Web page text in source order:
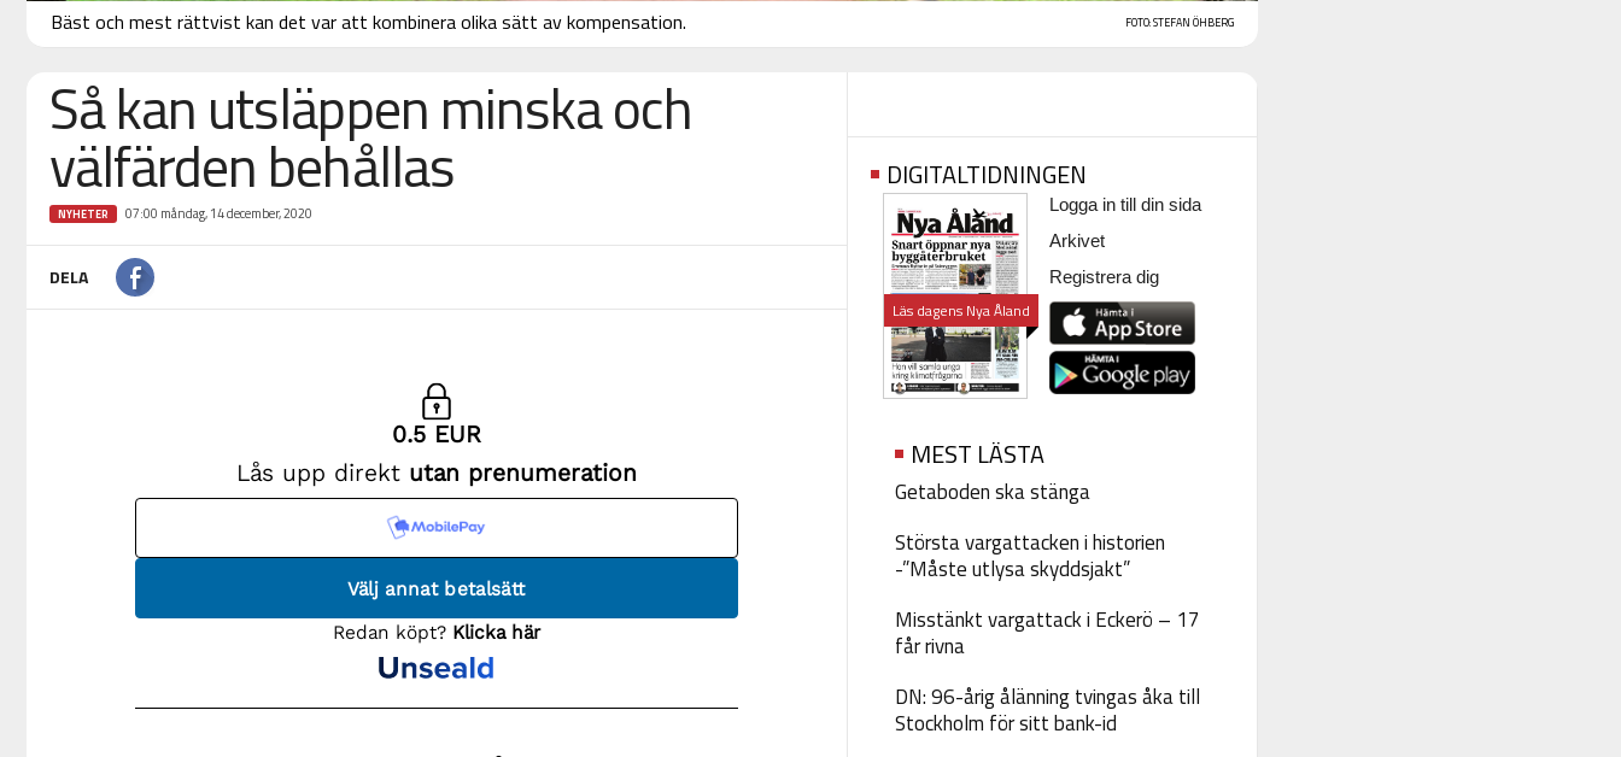
FOTO: STEFAN ÖHBERG
Bäst och mest rättvist kan det var att kombinera olika sätt av kompensation.
Så kan utsläppen minska och
välfärden behållas
NYHETER 07:00 måndag, 14 december, 2020
DELA
DIGITALTIDNINGEN
Läs dagens Nya Åland
Logga in till din sida
Arkivet
Registrera dig
MEST LÄSTA
Getaboden ska stänga
Största vargattacken i historien
-”Måste utlysa skyddsjakt”
Misstänkt vargattack i Eckerö – 17
får rivna
DN: 96-årig ålänning tvingas åka till
Stockholm för sitt bank-id